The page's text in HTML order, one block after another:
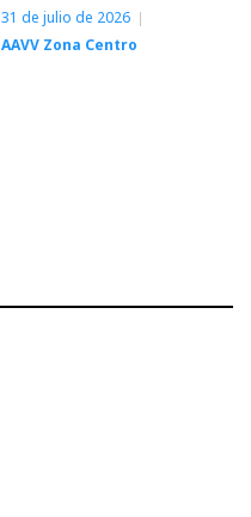
31 de julio de 2026
AAVV Zona Centro